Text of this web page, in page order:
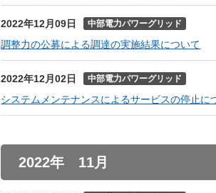
2022年12月09日 中部電力パワーグリッド
調整力の公募による調達の実施結果について
2022年12月02日 中部電力パワーグリッド
システムメンテナンスによるサービスの停止に
2022年 11月